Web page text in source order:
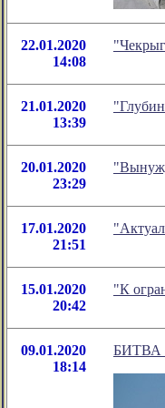
22.01.2020
14:08
21.01.2020
13:39
20.01.2020
23:29
17.01.2020
21:51
15.01.2020
20:42
"К
09.01.2020
18:14
БИТВА